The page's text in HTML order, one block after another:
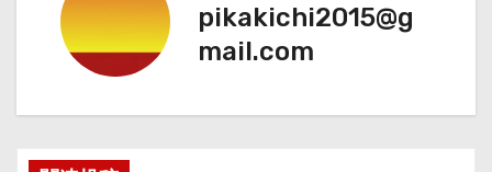
ゲ
シ
pikakichi2015@g
mail.com